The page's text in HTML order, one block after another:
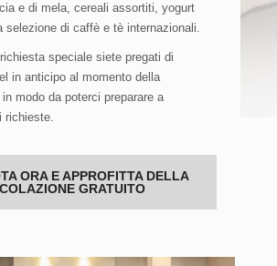
e di mela, cereali assortiti, yogurt
selezione di caffè e tè internazionali.
speciale siete pregati di
in anticipo al momento della
modo da poterci preparare a
richieste.
ORA E APPROFITTA DELLA
COLAZIONE GRATUITO